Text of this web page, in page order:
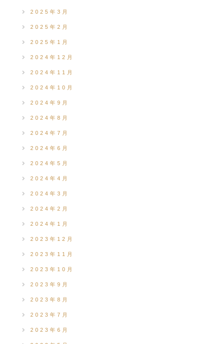
2025年3月
2025年2月
2025年1月
2024年12月
2024年11月
2024年10月
2024年9月
2024年8月
2024年7月
2024年6月
2024年5月
2024年4月
2024年3月
2024年2月
2024年1月
2023年12月
2023年11月
2023年10月
2023年9月
2023年8月
2023年7月
2023年6月